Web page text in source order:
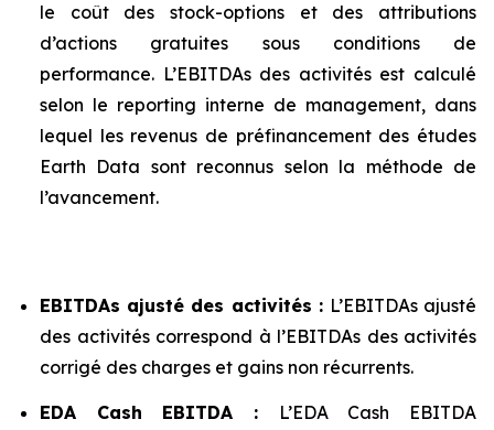
le coût des stock-options et des attributions
d’actions gratuites sous conditions de
performance. L’EBITDAs des activités est calculé
selon le reporting interne de management, dans
lequel les revenus de préfinancement des études
Earth Data sont reconnus selon la méthode de
l’avancement.
EBITDAs ajusté des activités : L’EBITDAs ajusté
des activités correspond à l’EBITDAs des activités
corrigé des charges et gains non récurrents.
EDA Cash EBITDA :
L’EDA Cash EBITDA